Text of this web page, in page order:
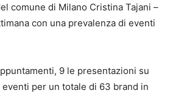
comune di Milano Cristina Tajani –
con una prevalenza di eventi
9 le presentazioni su
per un totale di 63 brand in